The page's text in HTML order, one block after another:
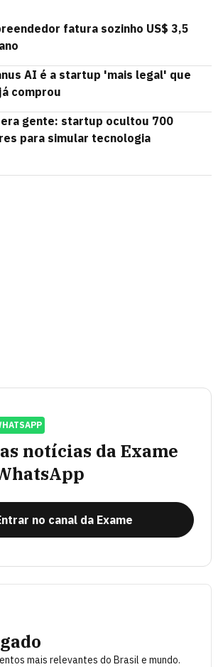
fatura sozinho US$ 3,5
AI é a startup 'mais legal' que
comprou
era gente: startup ocultou 700
para simular tecnologia
notícias da Exame
no canal da Exame
mais relevantes do Brasil e mundo.